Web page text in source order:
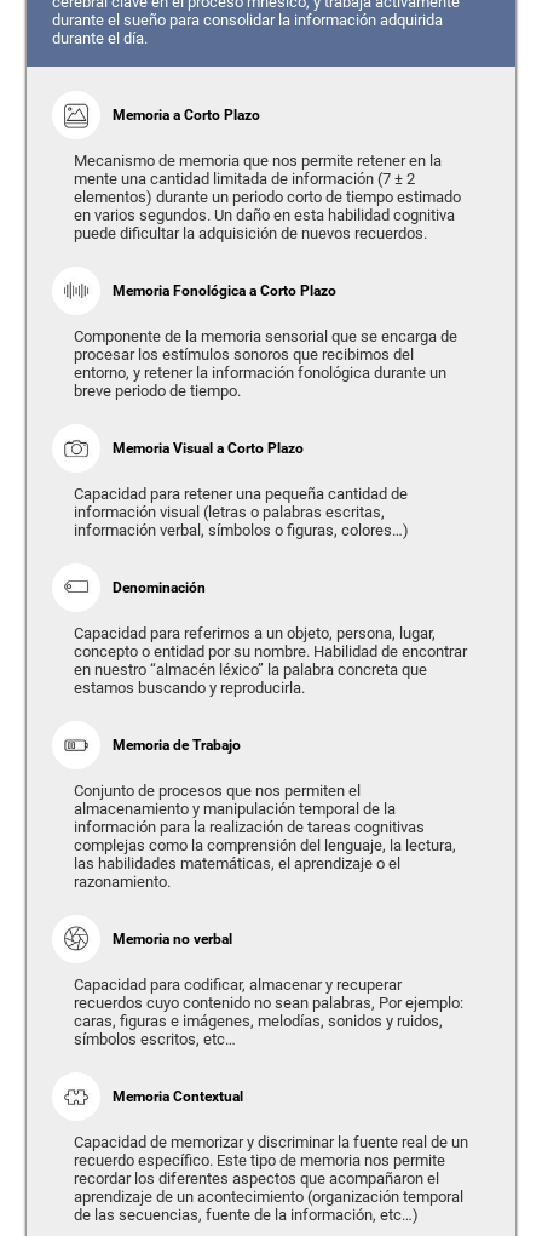
durante el sueño para consolidar la información adquirida
durante el día.
Memoria a Corto Plazo
Mecanismo de memoria que nos permite retener en la
mente una cantidad limitada de información (7 ± 2
elementos) durante un periodo corto de tiempo estimado
en varios segundos. Un daño en esta habilidad cognitiva
puede dificultar la adquisición de nuevos recuerdos.
Memoria Fonológica a Corto Plazo
Componente de la memoria sensorial que se encarga de
procesar los estímulos sonoros que recibimos del
entorno, y retener la información fonológica durante un
breve periodo de tiempo.
Memoria Visual a Corto Plazo
Capacidad para retener una pequeña cantidad de
información visual (letras o palabras escritas,
información verbal, símbolos o figuras, colores…)
Denominación
Capacidad para referirnos a un objeto, persona, lugar,
concepto o entidad por su nombre. Habilidad de encontrar
en nuestro “almacén léxico” la palabra concreta que
estamos buscando y reproducirla.
Memoria de Trabajo
Conjunto de procesos que nos permiten el
almacenamiento y manipulación temporal de la
información para la realización de tareas cognitivas
complejas como la comprensión del lenguaje, la lectura,
las habilidades matemáticas, el aprendizaje o el
razonamiento.
Memoria no verbal
Capacidad para codificar, almacenar y recuperar
recuerdos cuyo contenido no sean palabras, Por ejemplo:
caras, figuras e imágenes, melodías, sonidos y ruidos,
símbolos escritos, etc…
Memoria Contextual
Capacidad de memorizar y discriminar la fuente real de un
recuerdo específico. Este tipo de memoria nos permite
recordar los diferentes aspectos que acompañaron el
aprendizaje de un acontecimiento (organización temporal
de las secuencias, fuente de la información, etc…)